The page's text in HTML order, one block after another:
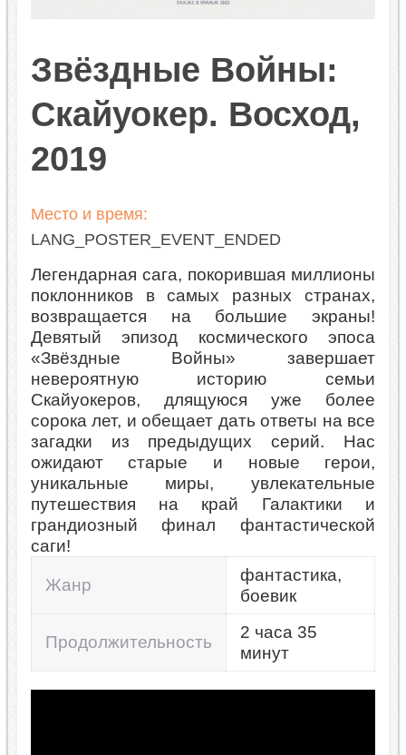
Звёздные Войны:
Скайуокер. Восход,
2019
Место и время:
LANG_POSTER_EVENT_ENDED
Легендарная сага, покорившая миллионы
поклонников в самых разных странах,
возвращается на большие экраны!
Девятый эпизод космического эпоса
«Звёздные Войны» завершает
невероятную историю семьи
Скайуокеров, длящуюся уже более
сорока лет, и обещает дать ответы на все
загадки из предыдущих серий. Нас
ожидают старые и новые герои,
уникальные миры, увлекательные
путешествия на край Галактики и
грандиозный финал фантастической
саги!
Жанр
фантастика,
боевик
Продолжительность
2 часа 35
минут